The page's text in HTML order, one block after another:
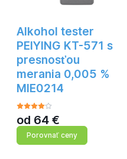
Alkohol tester
PEIYING KT-571 s
presnosťou
merania 0,005 %
MIE0214
od 64 €
Porovnať ceny